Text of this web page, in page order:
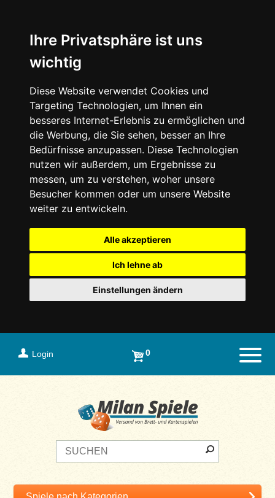
Ihre Privatsphäre ist uns
wichtig
Diese Website verwendet Cookies und
Targeting Technologien, um Ihnen ein
besseres Internet-Erlebnis zu ermöglichen und
die Werbung, die Sie sehen, besser an Ihre
Bedürfnisse anzupassen. Diese Technologien
nutzen wir außerdem, um Ergebnisse zu
messen, um zu verstehen, woher unsere
Besucher kommen oder um unsere Website
weiter zu entwickeln.
Alle akzeptieren
Ich lehne ab
Einstellungen ändern
Login 0